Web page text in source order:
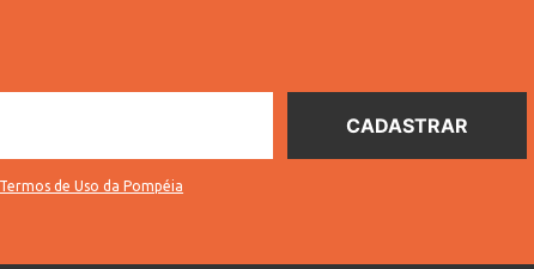
Termos de Uso da Pompéia